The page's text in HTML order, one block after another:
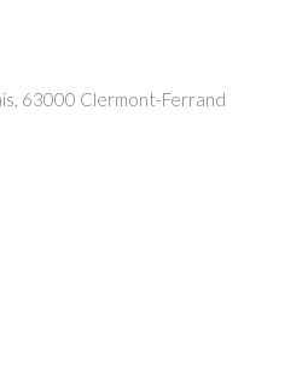
63000 Clermont-Ferrand